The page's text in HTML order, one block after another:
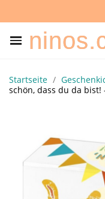
Startseite
schön, dass du da